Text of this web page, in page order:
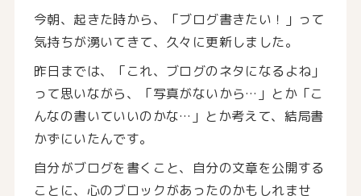
今朝、起きた時から、「ブログ書きたい！」って
気持ちが湧いてきて、久々に更新しました。
昨日までは、「これ、ブログのネタになるよね」
って思いながら、「写真がないから…」とか「こ
んなの書いていいのかな…」とか考えて、結局書
かずにいたんです。
自分がブログを書くこと、自分の文章を公開する
ことに、心のブロックがあったのかもしれませ